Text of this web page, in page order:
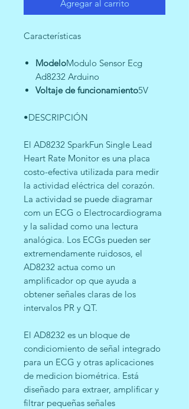
Agregar al carrito
Características
ModeloModulo Sensor Ecg
Ad8232 Arduino
Voltaje de funcionamiento5V
•DESCRIPCIÓN
El AD8232 SparkFun Single Lead
Heart Rate Monitor es una placa
costo-efectiva utilizada para medir
la actividad eléctrica del corazón.
La actividad se puede diagramar
com un ECG o Electrocardiograma
y la salidad como una lectura
analógica. Los ECGs pueden ser
extremendamente ruidosos, el
AD8232 actua como un
amplificador op que ayuda a
obtener señales claras de los
intervalos PR y QT.
El AD8232 es un bloque de
condiciomiento de señal integrado
para un ECG y otras aplicaciones
de medicion biométrica. Está
diseñado para extraer, amplificar y
filtrar pequeñas señales